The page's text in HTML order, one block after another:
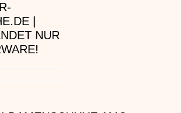
SKATERSCHUHE
|
NUR